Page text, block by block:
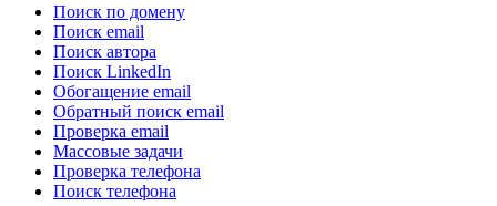
Поиск по домену
Поиск email
Поиск автора
Поиск LinkedIn
Обогащение email
Обратный поиск email
Проверка email
Массовые задачи
Проверка телефона
Поиск телефона